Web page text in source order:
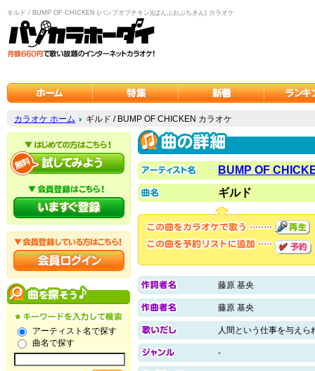
ギルド / BUMP OF CHICKEN (バンプオブチキン)(ばんぷおぶちきん) カラオケ
カラオケ ホーム ギルド / BUMP OF CHICKEN カラオケ
アーティスト名で探す
曲名で探す
BUMP OF
ギルド
藤原 基央
藤原 基央
人間という仕事を与えら
-